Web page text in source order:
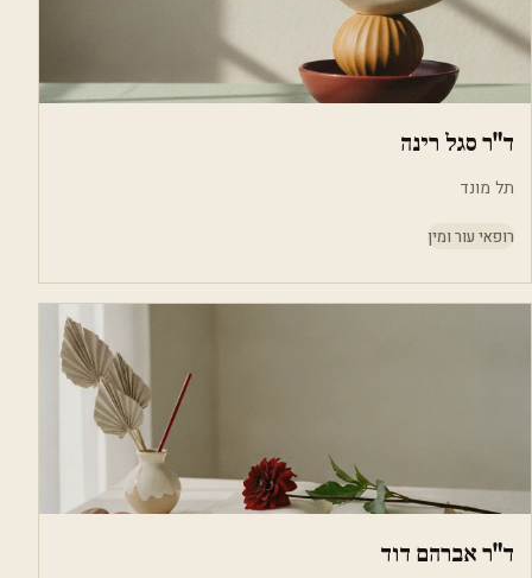
ד"ר סגל רינה
תל מונד
רופאי עור ומין
ד"ר אברהם דוד